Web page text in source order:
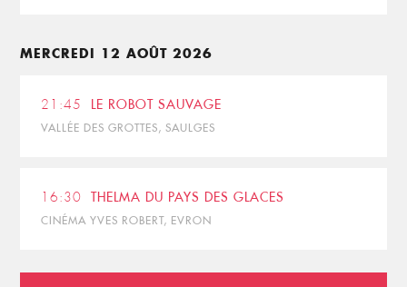
MERCREDI 12 AOÛT 2026
21:45 LE ROBOT SAUVAGE
VALLÉE DES GROTTES, SAULGES
16:30 THELMA DU PAYS DES GLACES
CINÉMA YVES ROBERT, EVRON